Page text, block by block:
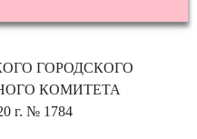
ГОРОДСКОГО
КОМИТЕТА
г. № 1784